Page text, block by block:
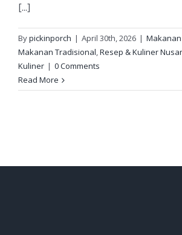
[...]
Bypickinporch | April 30th, 2026 |
Makanan Tradisional,Resep & Kuliner
Kuliner | 0 Comments
Read More